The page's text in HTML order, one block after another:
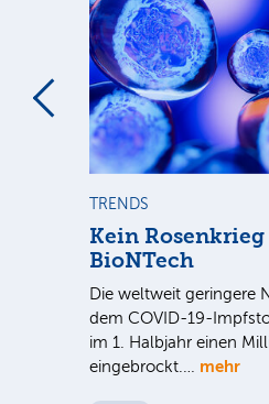
TRENDS
Kein Rosenkrieg
BioNTech
Die weltweit geringere
dem COVID-19-
im 1. Halbjahr einen
eingebrockt.… mehr